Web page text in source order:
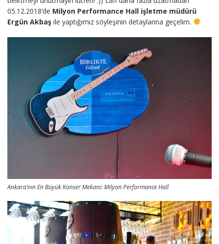
05.12.2018’de Milyon Performance Hall işletme müdürü
Ergün Akbaş ile yaptığımız söyleşinin detaylarına geçelim.
Ankara’nın En Büyük Konser Mekanı: Milyon Performance Hall